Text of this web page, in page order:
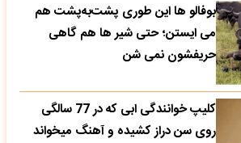
بوفالو ها این‌ طوری پشت‌به‌پشت هم
می‌ ایستن؛ حتی شیر ها هم گاهی
حریفشون نمی‌ شن
کلیپ خوانندگی ابی که در 77 سالگی
روی سن دراز کشیده و آهنگ میخواند